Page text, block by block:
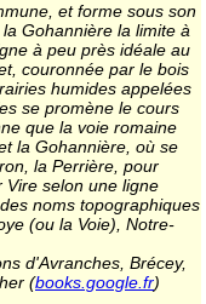
et forme sous son
Gohannière la limite à
à peu près idéale au
couronnée par le bois
humides appelées
se promène le cours
que la voie romaine
la Gohannière, où se
la Perrière, pour
selon une ligne
noms topographiques
(ou la Voie), Notre-
d'Avranches, Brécey,
(books.google.fr)